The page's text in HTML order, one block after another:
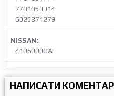
7701050914
6025371279
NISSAN:
4106000QAE
НАПИСАТИ КОМЕНТАР